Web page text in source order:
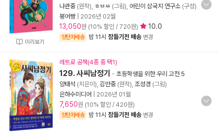
미리보기
나관중 (원작), ㅎㅂㅆ (그림), 어린이 삼국지 연구소 (구성)
붕어빵| 2026년 02월
13,050원 (10% 할인 / 720원) 10.0
양탄자배송 밤 11시 잠들기전 배송 변경
레트로 공책(4종 중 택1)
129. 사씨남정기 - 초등학생을 위한 우리 고전 5
양태석 (지은이), 김만중 (원작), 조성경 (그림)
은하수미디어
2026년 01월
7,650원 (10% 할인 / 420원)
양탄자배송 밤 11시 잠들기전 배송 변경